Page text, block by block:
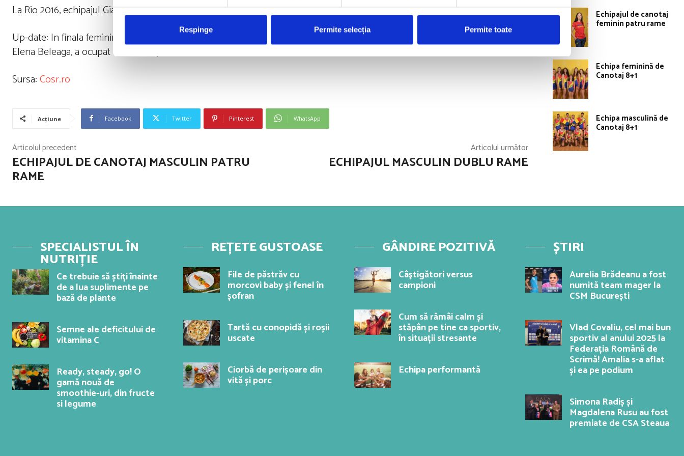
Respinge Permite selecția Permite toate
La Rio 2016, echipajul Gianina Beleaga / Ionela Cozmiuc s-a clasat pe locul 8.
Up-date: In finala feminina de dublu vasle categorie usoara, echipajul tricolor format din Ionela-Livia Cozmiuc si Gianina-
Elena Beleaga, a ocupat locul 4, dupa Noua Zeelanda, Olanda si Marea Britanie.
Sursa:Cosr.ro
Acțiune Facebook Twitter Pinterest WhatsApp
Articolul precedent
ECHIPAJUL DE CANOTAJ MASCULIN PATRU
RAME
Articolul următor
ECHIPAJUL MASCULIN DUBLU RAME
Echipajul de canotaj
feminin patru rame
Echipa feminină de
Canotaj 8+1
Echipa masculină de
Canotaj 8+1
SPECIALISTUL ÎN
NUTRIȚIE
Ce trebuie să știți înainte
de a lua suplimente pe
bază de plante
Semne ale deficitului de
vitamina C
Ready, steady, go! O
gamă nouă de
smoothie-uri, din fructe
si legume
REȚETE GUSTOASE
File de păstrăv cu
morcovi baby și fenel în
șofran
Tartă cu conopidă și roșii
uscate
Ciorbă de perișoare din
vită și porc
GÂNDIRE POZITIVĂ
Câştigători versus
campioni
Cum să rămâi calm și
stăpân pe tine ca sportiv,
în situații stresante
Echipa performantă
ȘTIRI
Aurelia Brădeanu a fost
numită team mager la
CSM București
Vlad Covaliu, cel mai bun
sportiv al anului 2025 la
Federația Română de
Scrimă! Amalia s-a aflat
și ea pe podium
Simona Radiș și
Magdalena Rusu au fost
premiate de CSA Steaua